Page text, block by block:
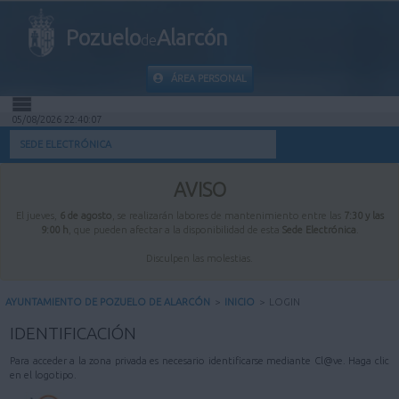
PozuelodeAlarcón
ÁREA PERSONAL
INICIO
INFORMACIÓN PÚBLICA
MI CARPETA
05/08/2026 22:40:07
SEDE ELECTRÓNICA
AVISO
El jueves, 6 de agosto , se realizarán labores de mantenimiento entre las
7:30 y las
9:00 h , que pueden afectar a la disponibilidad de esta Sede Electrónica
Disculpen las molestias.
AYUNTAMIENTO DE POZUELO DE ALARCÓN > INICIO > LOGIN
IDENTIFICACIÓN
Para acceder a la zona privada es necesario identificarse mediante Cl@ve. Haga clic
en el logotipo.